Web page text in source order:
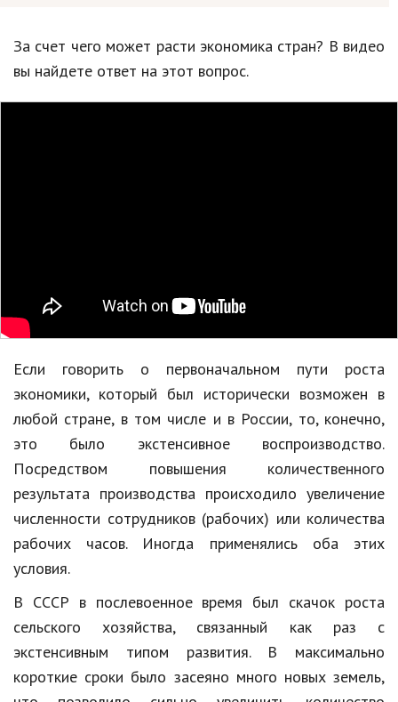
За счет чего может расти экономика стран? В видео
вы найдете ответ на этот вопрос.
Если говорить о первоначальном пути роста
экономики, который был исторически возможен в
любой стране, в том числе и в России, то, конечно,
это было экстенсивное воспроизводство.
Посредством повышения количественного
результата производства происходило увеличение
численности сотрудников (рабочих) или количества
рабочих часов. Иногда применялись оба этих
условия.
В СССР в послевоенное время был скачок роста
сельского хозяйства, связанный как раз с
экстенсивным типом развития. В максимально
короткие сроки было засеяно много новых земель,